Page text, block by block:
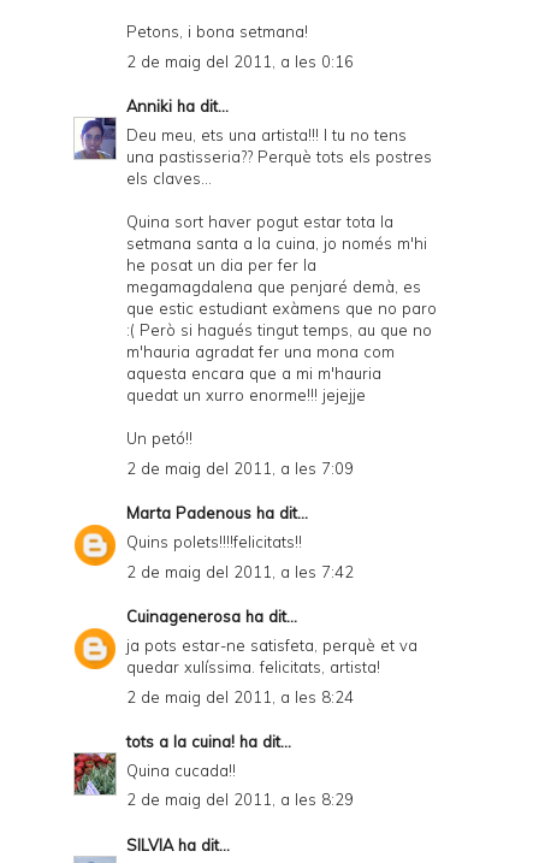
Petons, i bona setmana!
2 de maig del 2011, a les 0:16
Anniki ha dit...
Deu meu, ets una artista!!! I tu no tens
una pastisseria?? Perquè tots els postres
els claves...
Quina sort haver pogut estar tota la
setmana santa a la cuina, jo només m'hi
he posat un dia per fer la
megamagdalena que penjaré demà, es
que estic estudiant exàmens que no paro
:( Però si hagués tingut temps, au que no
m'hauria agradat fer una mona com
aquesta encara que a mi m'hauria
quedat un xurro enorme!!! jejejje
Un petó!!
2 de maig del 2011, a les 7:09
Marta Padenous ha dit...
Quins polets!!!!felicitats!!
2 de maig del 2011, a les 7:42
Cuinagenerosa ha dit...
ja pots estar-ne satisfeta, perquè et va
quedar xulíssima. felicitats, artista!
2 de maig del 2011, a les 8:24
tots a la cuina! ha dit...
Quina cucada!!
2 de maig del 2011, a les 8:29
SILVIAha dit...